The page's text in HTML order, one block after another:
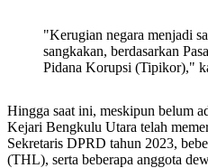
"Kerugian negara menjadi
sangkakan, berdasarkan
Pidana Korupsi (Tipikor),"
Hingga saat ini, meskipun belum
Kejari Bengkulu Utara telah
Sekretaris DPRD tahun 2023,
(THL), serta beberapa anggota